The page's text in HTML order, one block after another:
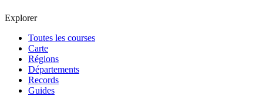
Explorer
Toutes les courses
Carte
Régions
Départements
Records
Guides